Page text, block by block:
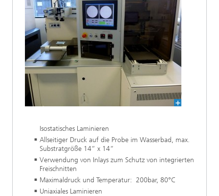
Isostatisches Laminieren
Allseitiger Druck auf die Probe im Wasserbad, max.
Substratgröße 14“ x 14“
Verwendung von Inlays zum Schutz von integrierten
Freischnitten
Maximaldruck und Temperatur: 200bar, 80°C
Uniaxiales Laminieren